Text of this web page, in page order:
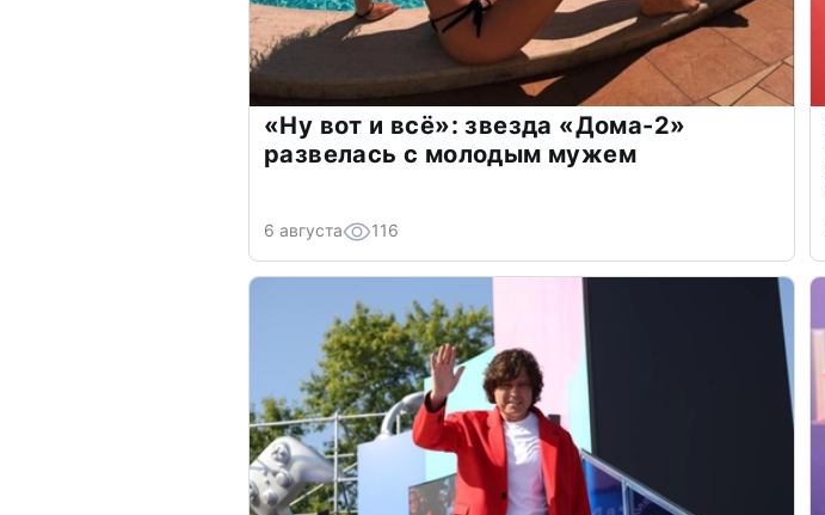
«Ну вот и всё»: звезда «Дома-2»
развелась с молодым мужем
6 августа 116